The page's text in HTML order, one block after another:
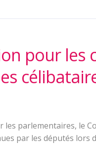
pour les
parlementaires, le
par les députés lors